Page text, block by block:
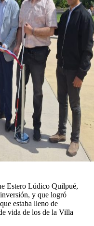
Estero Lúdico Quilpué,
y que logró
estaba lleno de
vida de los de la Villa